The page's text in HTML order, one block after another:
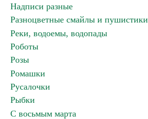
Надписи разные
Разноцветные смайлы и пушистики
Реки, водоемы, водопады
Роботы
Розы
Ромашки
Русалочки
Рыбки
С восьмым марта